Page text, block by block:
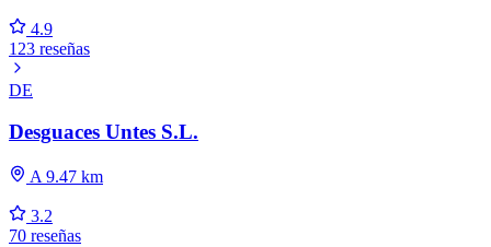
4.9
123 reseñas
DE
Desguaces Untes S.L.
A 9.47 km
3.2
70 reseñas